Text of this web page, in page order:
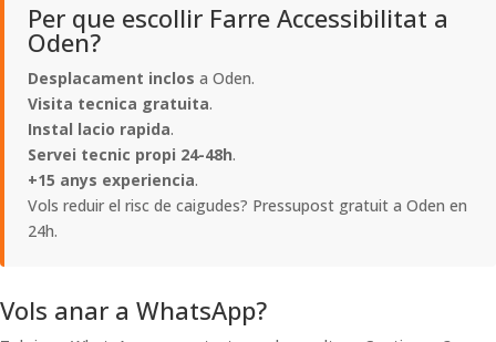
Per que escollir Farre Accessibilitat a
Oden?
Desplacament inclos a Oden.
Visita tecnica gratuita.
Instal lacio rapida.
Servei tecnic propi 24-48h.
+15 anys experiencia.
Vols reduir el risc de caigudes? Pressupost gratuit a Oden en
24h.
Vols anar a WhatsApp?